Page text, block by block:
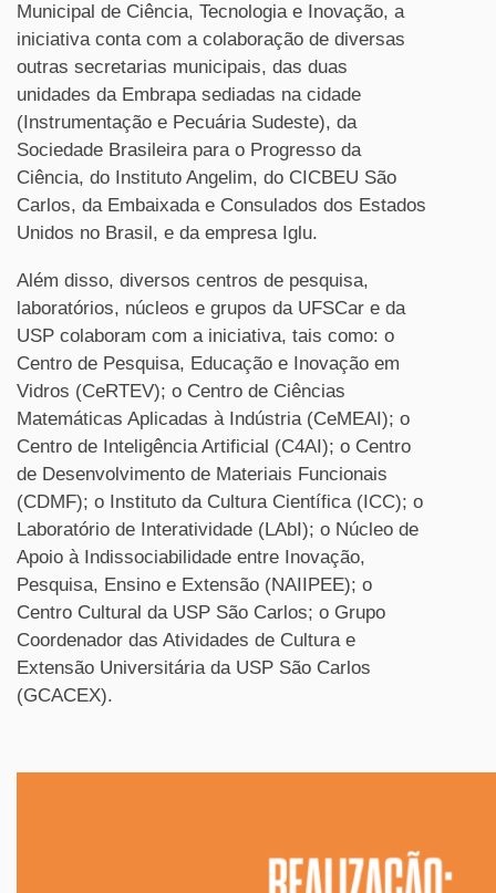
Municipal de Ciência, Tecnologia e Inovação, a
iniciativa conta com a colaboração de diversas
outras secretarias municipais, das duas
unidades da Embrapa sediadas na cidade
(Instrumentação e Pecuária Sudeste), da
Sociedade Brasileira para o Progresso da
Ciência, do Instituto Angelim, do CICBEU São
Carlos, da Embaixada e Consulados dos Estados
Unidos no Brasil, e da empresa Iglu.
Além disso, diversos centros de pesquisa,
laboratórios, núcleos e grupos da UFSCar e da
USP colaboram com a iniciativa, tais como: o
Centro de Pesquisa, Educação e Inovação em
Vidros (CeRTEV); o Centro de Ciências
Matemáticas Aplicadas à Indústria (CeMEAI); o
Centro de Inteligência Artificial (C4AI); o Centro
de Desenvolvimento de Materiais Funcionais
(CDMF); o Instituto da Cultura Científica (ICC); o
Laboratório de Interatividade (LAbI); o Núcleo de
Apoio à Indissociabilidade entre Inovação,
Pesquisa, Ensino e Extensão (NAIIPEE); o
Centro Cultural da USP São Carlos; o Grupo
Coordenador das Atividades de Cultura e
Extensão Universitária da USP São Carlos
(GCACEX).